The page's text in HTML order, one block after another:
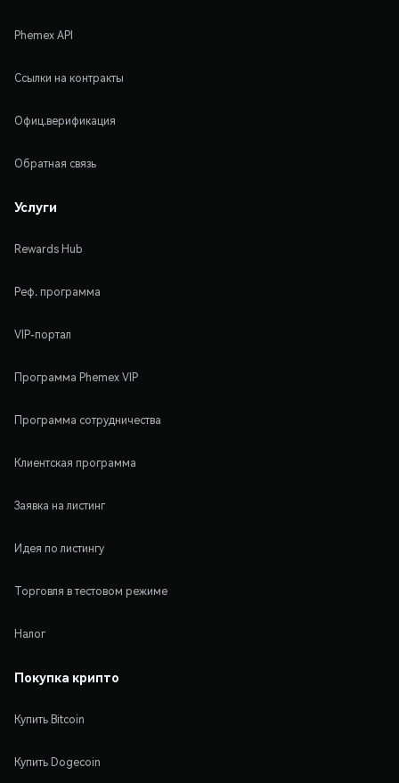
Phemex API
Ссылки на контракты
Офиц.верификация
Обратная связь
Услуги
Rewards Hub
Реф. программа
VIP-портал
Программа Phemex VIP
Программа сотрудничества
Клиентская программа
Заявка на листинг
Идея по листингу
Торговля в тестовом режиме
Налог
Покупка крипто
Купить Bitcoin
Купить Dogecoin